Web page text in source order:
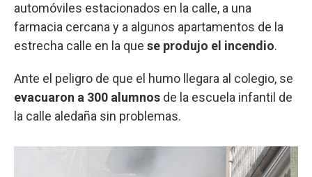
automóviles estacionados en la calle, a una
farmacia cercana y a algunos apartamentos de la
estrecha calle en la que se produjo el incendio.
Ante el peligro de que el humo llegara al colegio, se
evacuaron a 300 alumnos de la escuela infantil de
la calle aledaña sin problemas.